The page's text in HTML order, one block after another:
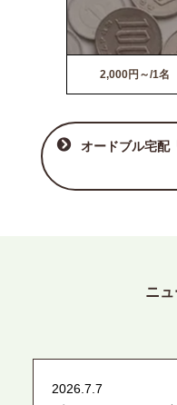
2,000円～/1名
オードブル宅配
ニ
2026.7.7